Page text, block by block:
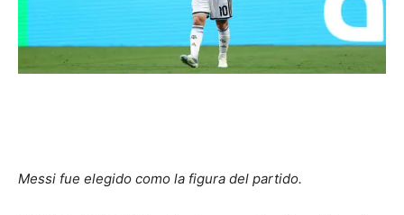
Messi fue elegido como la figura del partido.